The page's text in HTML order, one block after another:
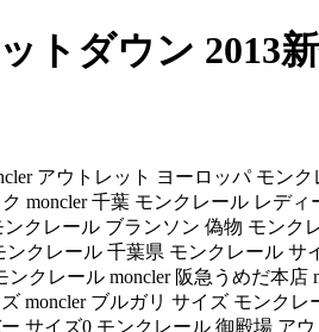
トダウン 2013
アウトレット ヨーロッパ モン
千葉 モンクレール レデ
クレール ブランソン 偽物 モン
クレール 千葉県 モンクレール
クレール moncler 阪急うめだ本
ズ moncler ブルガリ サイズ モン
サイズ0 モンクレール 御殿場 ア